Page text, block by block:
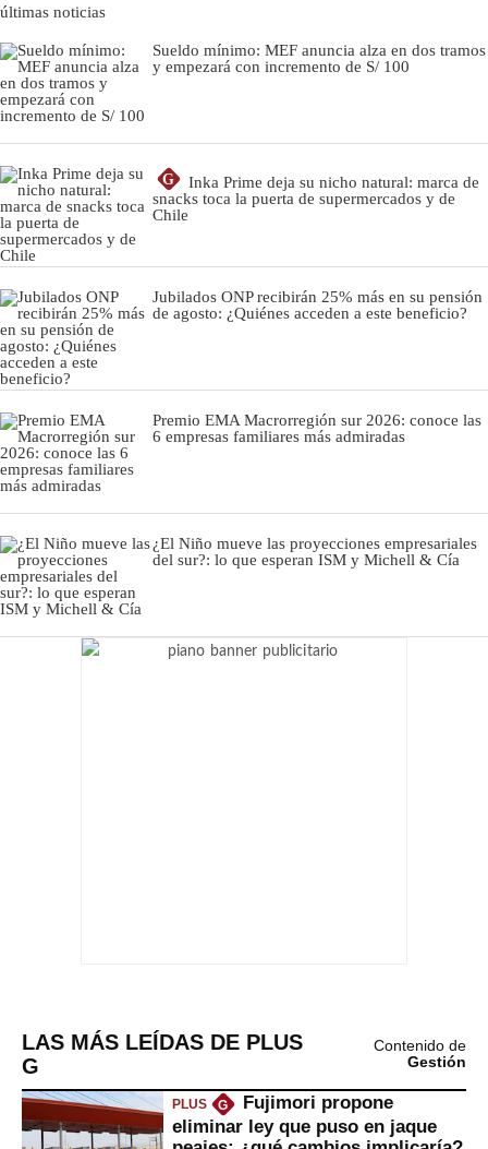
últimas noticias
Sueldo mínimo: MEF anuncia alza en dos tramos
y empezará con incremento de S/ 100
G
Inka Prime deja su nicho natural: marca de
snacks toca la puerta de supermercados y de
Chile
Jubilados ONP recibirán 25% más en su pensión
de agosto: ¿Quiénes acceden a este beneficio?
Premio EMA Macrorregión sur 2026: conoce las
6 empresas familiares más admiradas
¿El Niño mueve las proyecciones empresariales
del sur?: lo que esperan ISM y Michell & Cía
LAS MÁS LEÍDAS DE PLUS
G
Contenido de
Gestión
PLUS G
Fujimori propone
eliminar ley que puso en jaque